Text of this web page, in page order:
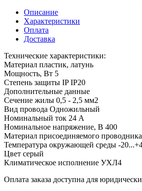
Описание
Характеристики
Оплата
Доставка
Технические характеристики:
Материал пластик, латунь
Мощность, Вт 5
Степень защиты IP IP20
Дополнительные данные
Сечение жилы 0,5 - 2,5 мм2
Вид провода Одножильный
Номинальный ток 24 A
Номинальное напряжение, В 400
Материал присоединяемого
Температура окружающей среды -
Цвет серый
Климатическое исполнение УХЛ4
Оплата заказа доступна для